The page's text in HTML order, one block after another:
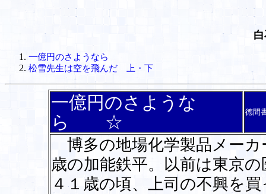
一億円のさようなら
松雪先生は空を飛んだ 上・下
一億円のさような
ら ☆
徳間
博多の地場化学製品メーカ
歳の加能鉄平。以前は東京
４１歳の頃、上司の不興を